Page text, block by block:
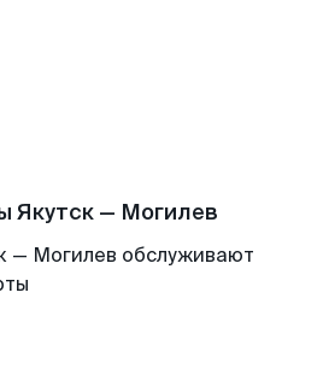
Якутск — Могилев
— Могилев обслуживают